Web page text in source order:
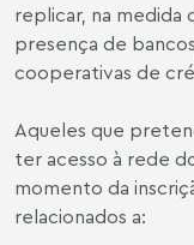
replicar, na medida
presença de
cooperativas de
Aqueles que
ter acesso à rede
momento da
relacionados a: